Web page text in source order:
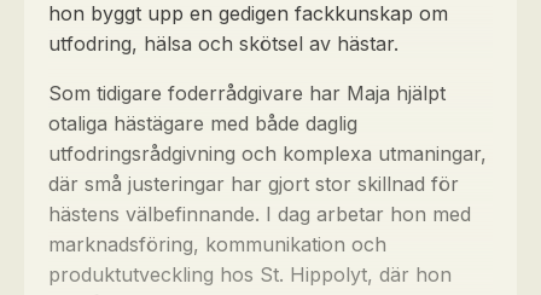
hon byggt upp en gedigen fackkunskap om
utfodring, hälsa och skötsel av hästar.
Som tidigare foderrådgivare har Maja hjälpt
otaliga hästägare med både daglig
utfodringsrådgivning och komplexa utmaningar,
där små justeringar har gjort stor skillnad för
hästens välbefinnande. I dag arbetar hon med
marknadsföring, kommunikation och
produktutveckling hos St. Hippolyt, där hon